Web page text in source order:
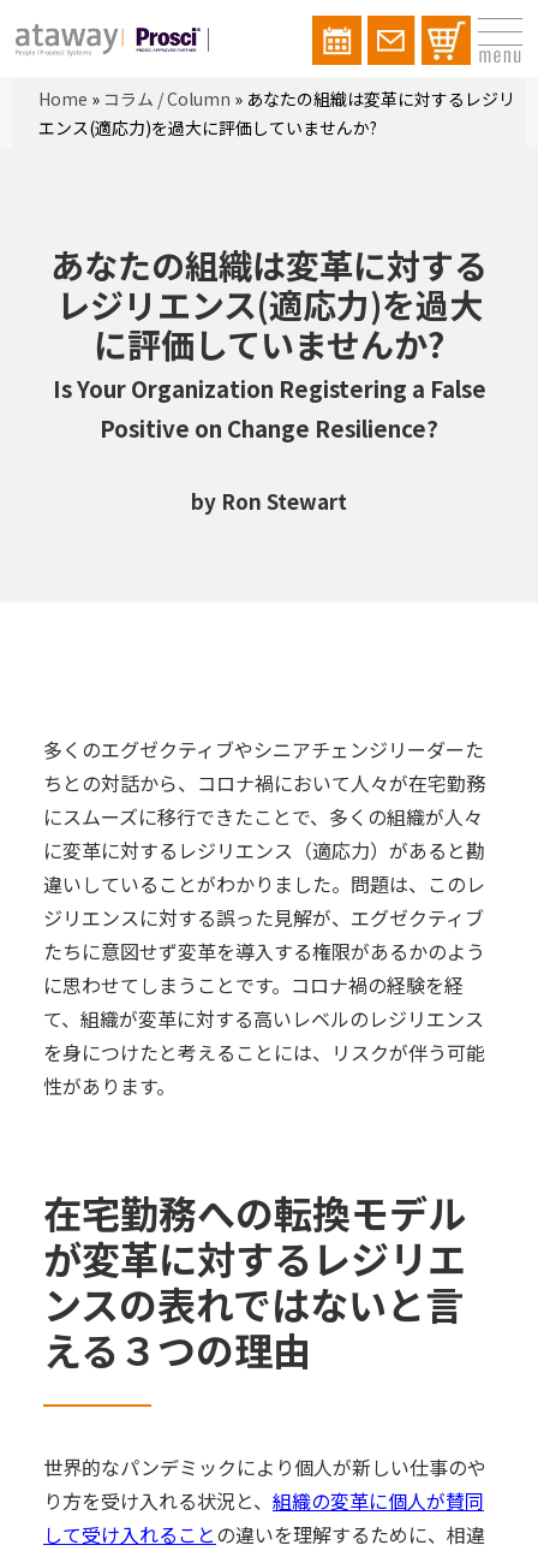
Home » コラム / Column » あなたの組織は変革に対するレジリ
エンス(適応力)を過大に評価していませんか?
あなたの組織は変革に対する
レジリエンス(適応力)を過大
に評価していませんか?
Is Your Organization Registering a False
Positive on Change Resilience?
by Ron Stewart
多くのエグゼクティブやシニアチェンジリーダーた
ちとの対話から、コロナ禍において人々が在宅勤務
にスムーズに移行できたことで、多くの組織が人々
に変革に対するレジリエンス（適応力）があると勘
違いしていることがわかりました。問題は、このレ
ジリエンスに対する誤った見解が、エグゼクティブ
たちに意図せず変革を導入する権限があるかのよう
に思わせてしまうことです。コロナ禍の経験を経
て、組織が変革に対する高いレベルのレジリエンス
を身につけたと考えることには、リスクが伴う可能
性があります。
在宅勤務への転換モデル
が変革に対するレジリエ
ンスの表れではないと言
える３つの理由
世界的なパンデミックにより個人が新しい仕事のや
り方を受け入れる状況と、 組織の変革に個人が賛同
して受け入れることの違いを理解するために、相違